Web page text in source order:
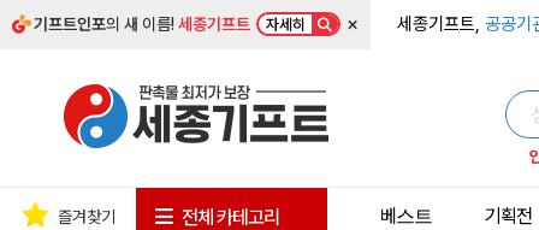
기프트인포의 새 이름!세종기프트 자세히 × 세종기프트, 공공기
즐겨찾기 전체 카테고리
베스트
기획전